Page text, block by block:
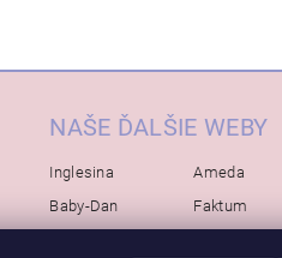
NAŠE ĎALŠIE WEBY
Inglesina
Baby-Dan
Ameda
Faktum